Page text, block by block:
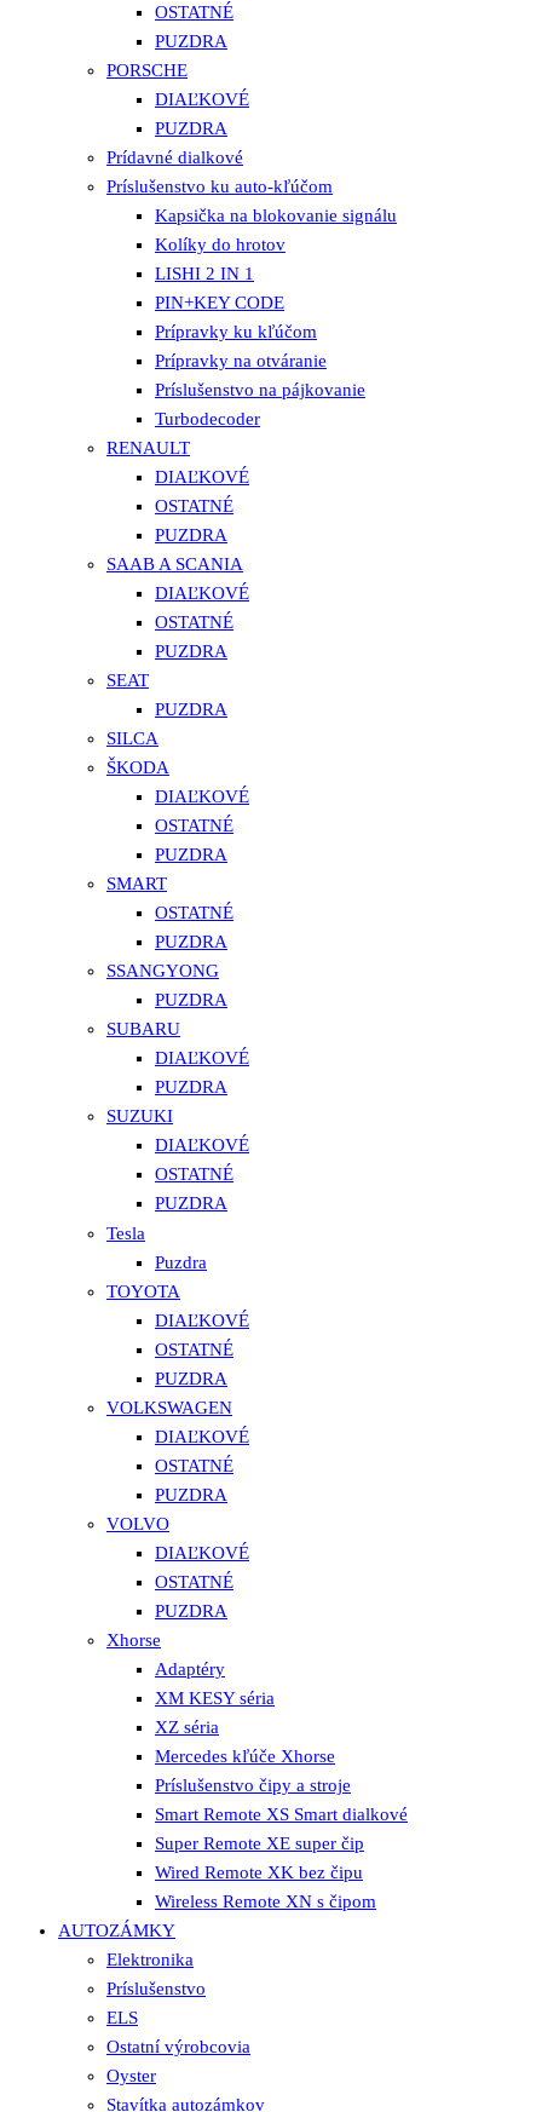
OSTATNÉ
PUZDRA
PORSCHE
DIAĽKOVÉ
PUZDRA
Prídavné dialkové
Príslušenstvo ku auto-kľúčom
Kapsička na blokovanie signálu
Kolíky do hrotov
LISHI 2 IN 1
PIN+KEY CODE
Prípravky ku kľúčom
Prípravky na otváranie
Príslušenstvo na pájkovanie
Turbodecoder
RENAULT
DIAĽKOVÉ
OSTATNÉ
PUZDRA
SAAB A SCANIA
DIAĽKOVÉ
OSTATNÉ
PUZDRA
SEAT
PUZDRA
SILCA
ŠKODA
DIAĽKOVÉ
OSTATNÉ
PUZDRA
SMART
OSTATNÉ
PUZDRA
SSANGYONG
PUZDRA
SUBARU
DIAĽKOVÉ
PUZDRA
SUZUKI
DIAĽKOVÉ
OSTATNÉ
PUZDRA
Tesla
Puzdra
TOYOTA
DIAĽKOVÉ
OSTATNÉ
PUZDRA
VOLKSWAGEN
DIAĽKOVÉ
OSTATNÉ
PUZDRA
VOLVO
DIAĽKOVÉ
OSTATNÉ
PUZDRA
Xhorse
Adaptéry
XM KESY séria
XZ séria
Mercedes kľúče Xhorse
Príslušenstvo čipy a stroje
Smart Remote XS Smart dialkové
Super Remote XE super čip
Wired Remote XK bez čipu
Wireless Remote XN s čipom
AUTOZÁMKY
Elektronika
Príslušenstvo
ELS
Ostatní výrobcovia
Oyster
Stavítka autozámkov